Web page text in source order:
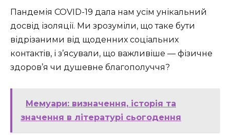
Пандемія COVID-19 дала нам усім унікальний
досвід ізоляції. Ми зрозуміли, що таке бути
відрізаними від щоденних соціальних
контактів, і з’ясували, що важливіше — фізичне
здоров’я чи душевне благополуччя?
Мемуари: визначення, історія та
значення в літературі сьогодення